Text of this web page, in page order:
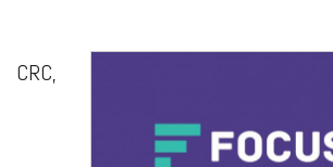
CRC,